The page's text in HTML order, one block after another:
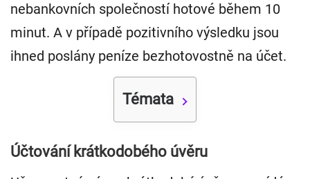
nebankovních společností hotové během 10
minut. A v případě pozitivního výsledku jsou
ihned poslány peníze bezhotovostně na účet.
Témata
Účtování krátkodobého úvěru